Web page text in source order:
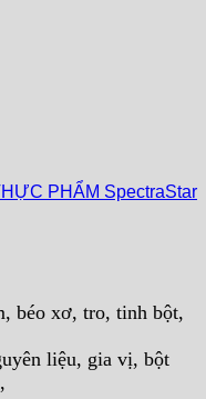
PHẨM SpectraStar
béo xơ, tro, tinh bột,
liệu, gia vị, bột